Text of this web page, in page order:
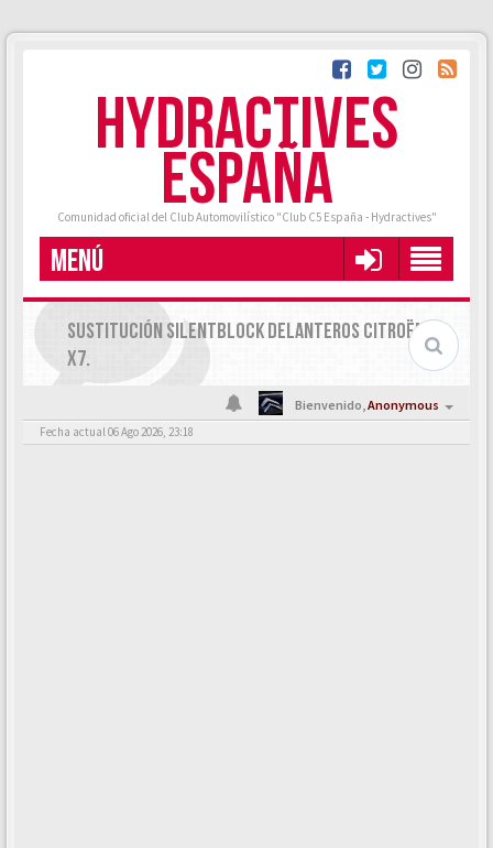
HYDRACTIVES
ESPAÑA
Comunidad oficial del Club Automovilístico "Club C5 España - Hydractives"
MENÚ
SUSTITUCIÓN SILENTBLOCK DELANTEROS CITROËN C5
X7.
Bienvenido,Anonymous
Fecha actual 06 Ago 2026, 23:18